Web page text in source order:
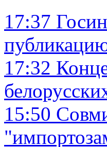
17:37
17:32
15:50